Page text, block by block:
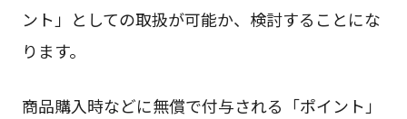
ント」としての取扱が可能か、検討することにな
ります。
商品購入時などに無償で付与される「ポイント」